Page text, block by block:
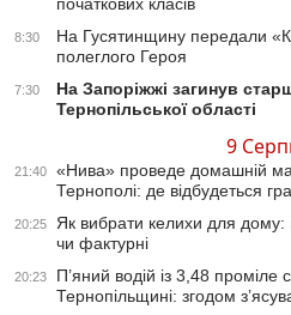
8:30
На Гусятинщину передали
полеглого Героя
7:30
На Запоріжжі загинув
Тернопільської області
9
21:40
«Нива» проведе домашній
Тернополі: де відбудеться
20:25
Як вибрати келихи для дому:
чи фактурні
20:23
П’яний водій із 3,48
Тернопільщині: згодом